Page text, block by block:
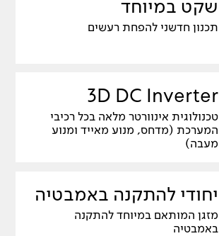
שקט במיוחד
תכנון חדשני להפחת רעשים
3D DC Inverter
טכנולוגית אינוורטר מלאה בכל רכיבי
המערכת (מדחס, מנוע מאייד ומנוע
מעבה)
יחודי להתקנה באמבטיה
מזגן המותאם במיוחד להתקנה
באמבטיה